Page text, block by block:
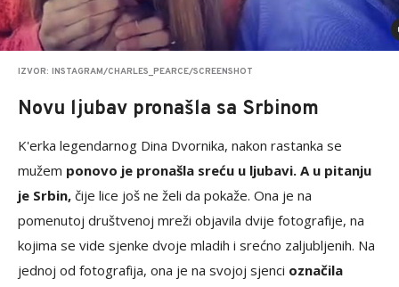
IZVOR: INSTAGRAM/CHARLES_PEARCE/SCREENSHOT
Novu ljubav pronašla sa Srbinom
K'erka legendarnog Dina Dvornika, nakon rastanka se
mužem ponovo je pronašla sreću u ljubavi. A u pitanju
je Srbin, čije lice još ne želi da pokaže. Ona je na
pomenutoj društvenoj mreži objavila dvije fotografije, na
kojima se vide sjenke dvoje mladih i srećno zaljubljenih. Na
jednoj od fotografija, ona je na svojoj sjenci označila